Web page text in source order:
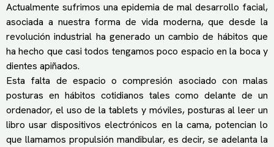
Actualmente sufrimos una epidemia de mal desarrollo facial,
asociada a nuestra forma de vida moderna, que desde la
revolución industrial ha generado un cambio de hábitos que
ha hecho que casi todos tengamos poco espacio en la boca y
dientes apiñados.
Esta falta de espacio o compresión asociado con malas
posturas en hábitos cotidianos tales como delante de un
ordenador, el uso de la tablets y móviles, posturas al leer un
libro usar dispositivos electrónicos en la cama, potencian lo
que llamamos propulsión mandibular, es decir, se adelanta la